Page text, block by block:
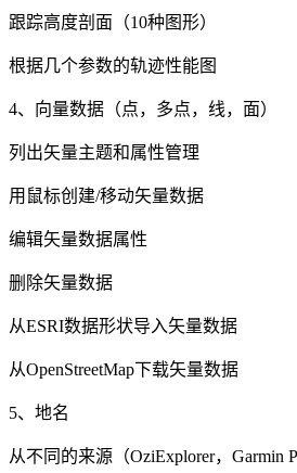
跟踪高度剖面（10种图形）
根据几个参数的轨迹性能图
4、向量数据（点，多点，线，面）
列出矢量主题和属性管理
用鼠标创建/移动矢量数据
编辑矢量数据属性
删除矢量数据
从ESRI数据形状导入矢量数据
从OpenStreetMap下载矢量数据
5、地名
从不同的来源（OziExplorer，Garmin